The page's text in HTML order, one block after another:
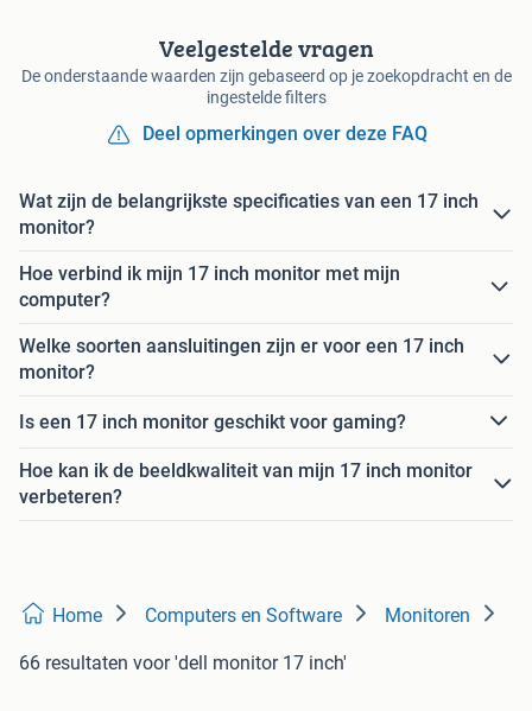
Veelgestelde vragen
De onderstaande waarden zijn gebaseerd op je zoekopdracht en de
ingestelde filters
Deel opmerkingen over deze FAQ
Wat zijn de belangrijkste specificaties van een 17 inch
monitor?
Hoe verbind ik mijn 17 inch monitor met mijn
computer?
Welke soorten aansluitingen zijn er voor een 17 inch
monitor?
Is een 17 inch monitor geschikt voor gaming?
Hoe kan ik de beeldkwaliteit van mijn 17 inch monitor
verbeteren?
Home Computers en Software Monitoren
66 resultaten voor 'dell monitor 17 inch'